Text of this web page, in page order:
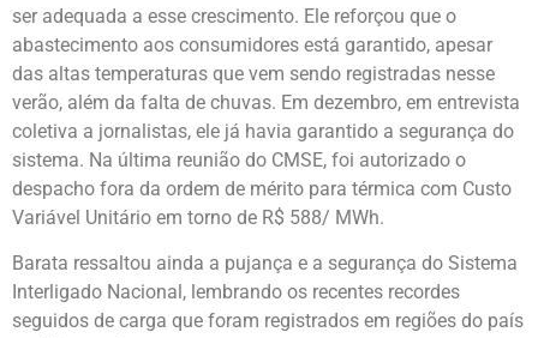
ser adequada a esse crescimento. Ele reforçou que o
abastecimento aos consumidores está garantido, apesar
das altas temperaturas que vem sendo registradas nesse
verão, além da falta de chuvas. Em dezembro, em entrevista
coletiva a jornalistas, ele já havia garantido a segurança do
sistema. Na última reunião do CMSE, foi autorizado o
despacho fora da ordem de mérito para térmica com Custo
Variável Unitário em torno de R$ 588/ MWh.
Barata ressaltou ainda a pujança e a segurança do Sistema
Interligado Nacional, lembrando os recentes recordes
seguidos de carga que foram registrados em regiões do país